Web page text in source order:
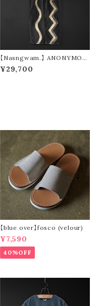
【Nasngwam.】 ANONYMOU
S PANTS (size M)
¥29,700
【blue over】fosco (velour)
¥7,590
40%OFF